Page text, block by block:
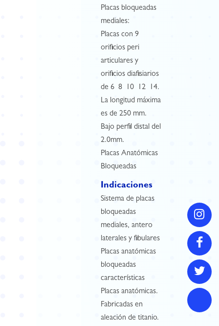
Placas bloqueadas
mediales:
Placas con 9
orificios peri
articulares y
orificios diafisiarios
de 6  8  10  12  14.
La longitud máxima
es de 250 mm.
Bajo perfil distal del
2.0mm.
Placas Anatómicas
Bloqueadas
Indicaciones
Sistema de placas
bloqueadas
mediales, antero
laterales y fibulares
Placas anatómicas
bloqueadas
características
Placas anatómicas.
Fabricadas en
aleación de titanio.